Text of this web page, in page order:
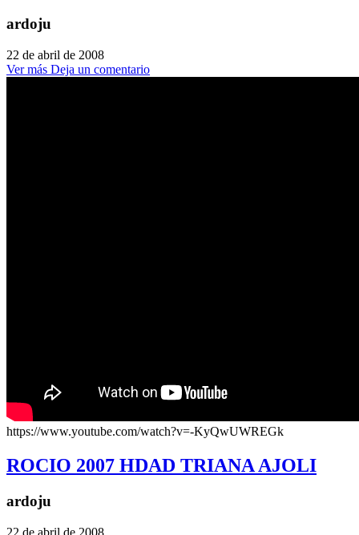
ardoju
22 de abril de 2008
Ver más Deja un comentario
https://www.youtube.com/watch?v=-KyQwUWREGk
ROCIO 2007 HDAD TRIANA AJOLI
ardoju
22 de abril de 2008